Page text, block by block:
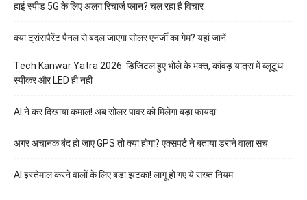
हाई स्पीड 5G के लिए अलग रिचार्ज प्लान? चल रहा है विचार
क्या ट्रांसपैरेंट पैनल से बदल जाएगा सोलर एनर्जी का गेम? यहां जानें
Tech Kanwar Yatra 2026: डिजिटल हुए भोले के भक्त, कांवड़ यात्रा में ब्लूटूथ
स्पीकर और LED ही नही
AI ने कर दिखाया कमाल! अब सोलर पावर को मिलेगा बड़ा फायदा
अगर अचानक बंद हो जाए GPS तो क्या होगा? एक्सपर्ट ने बताया डराने वाला सच
AI इस्तेमाल करने वालों के लिए बड़ा झटका! लागू हो गए ये सख्त नियम